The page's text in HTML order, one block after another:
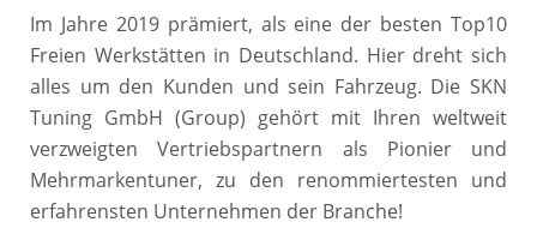
Im Jahre 2019 prämiert, als eine der besten Top10
Freien Werkstätten in Deutschland. Hier dreht sich
alles um den Kunden und sein Fahrzeug. Die SKN
Tuning GmbH (Group) gehört mit Ihren weltweit
verzweigten Vertriebspartnern als Pionier und
Mehrmarkentuner, zu den renommiertesten und
erfahrensten Unternehmen der Branche!